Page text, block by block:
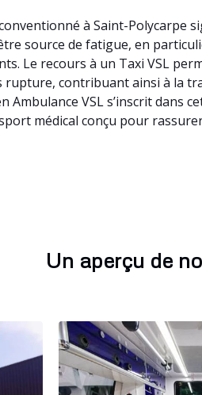
à Saint-
source de fatigue, en
Le recours à un Taxi VSL
rupture, contribuant ainsi à la
Ambulance VSL s’inscrit dans
médical conçu pour
Un aperçu de